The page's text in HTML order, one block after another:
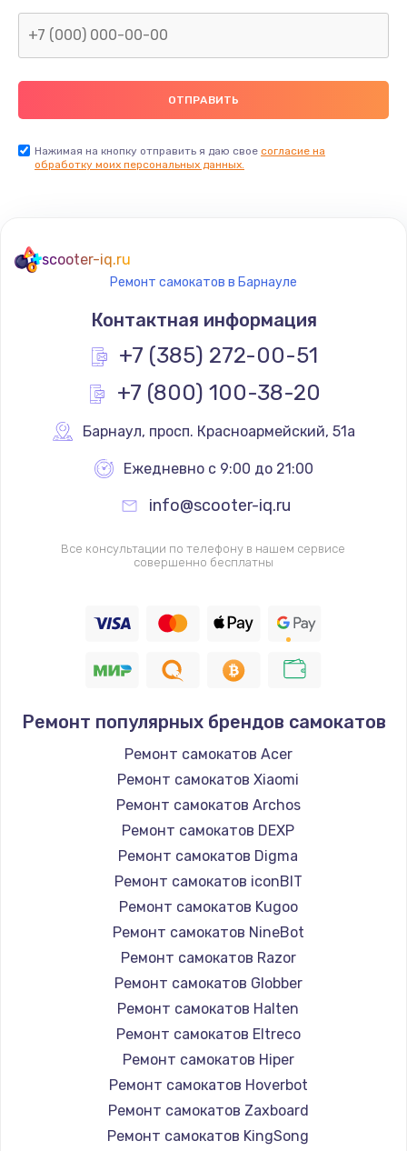
Нажимая на кнопку отправить я даю свое согласие на
обработку моих персональных данных.
scooter-iq.ru
Ремонт самокатов в Барнауле
Контактная информация
+7 (385) 272-00-51
+7 (800) 100-38-20
Барнаул, просп. Красноармейский, 51а
Ежедневно с 9:00 до 21:00
info@scooter-iq.ru
Все консультации по телефону в нашем сервисе
совершенно бесплатны
Ремонт популярных брендов самокатов
Ремонт самокатов Acer
Ремонт самокатов Xiaomi
Ремонт самокатов Archos
Ремонт самокатов DEXP
Ремонт самокатов Digma
Ремонт самокатов iconBIT
Ремонт самокатов Kugoo
Ремонт самокатов NineBot
Ремонт самокатов Razor
Ремонт самокатов Globber
Ремонт самокатов Halten
Ремонт самокатов Eltreco
Ремонт самокатов Hiper
Ремонт самокатов Hoverbot
Ремонт самокатов Zaxboard
Ремонт самокатов KingSong